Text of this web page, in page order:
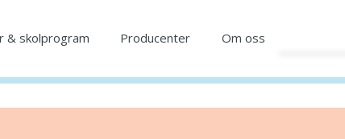
& skolprogram Producenter Om oss